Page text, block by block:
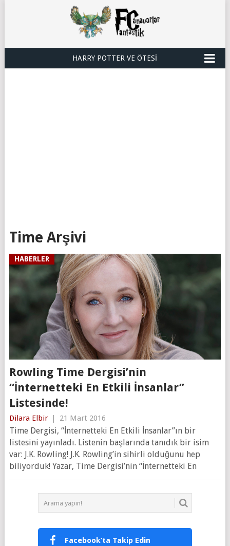
HARRY POTTER VE ÖTESI
Time Arşivi
HABERLER
Rowling Time Dergisi’nin
“İnternetteki En Etkili İnsanlar”
Listesinde!
Dilara Elbir 21 Mart 2016
Time Dergisi, “İnternetteki En Etkili İnsanlar”ın bir
listesini yayınladı. Listenin başlarında tanıdık bir isim
var: J.K. Rowling! J.K. Rowling’in sihirli olduğunu hep
biliyorduk! Yazar, Time Dergisi’nin “İnternetteki En
Facebook’ta Takip Edin